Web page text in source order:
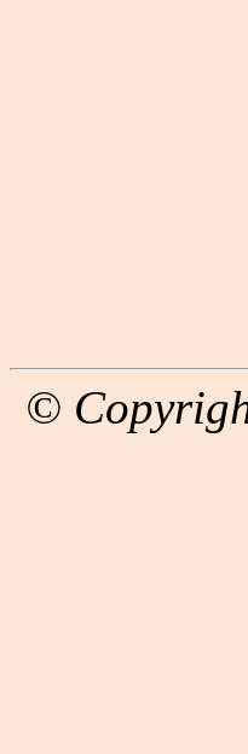
©